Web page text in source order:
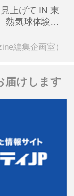
上げて IN 東
熱気球体験搭
編集企画室）
届けします